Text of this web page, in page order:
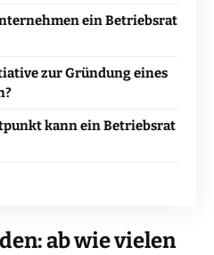
ein Betriebsrat
zur Gründung eines
kann ein Betriebsrat
ab wie vielen